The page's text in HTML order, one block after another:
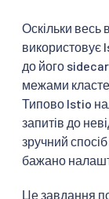
Оскільки весь
використовує
до його
межами
Типово Istio
запитів до
зручний
бажано
Це завдання